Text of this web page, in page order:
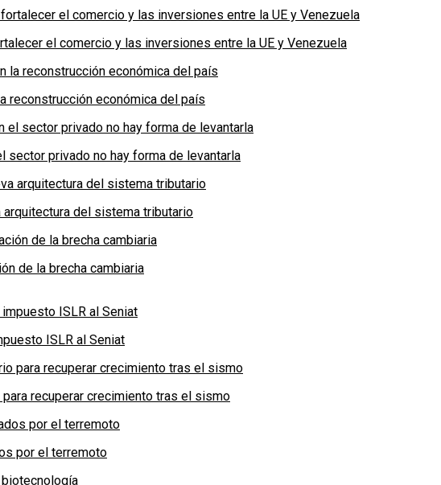
el comercio y las inversiones entre la UE y Venezuela
reconstrucción económica del país
sector privado no hay forma de levantarla
arquitectura del sistema tributario
de la brecha cambiaria
ISLR al Seniat
recuperar crecimiento tras el sismo
por el terremoto